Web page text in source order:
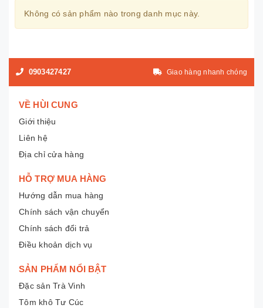
Không có sản phẩm nào trong danh mục này.
0903427427 Giao hàng nhanh chóng
VỀ HÙI CUNG
Giới thiệu
Liên hệ
Địa chỉ cửa hàng
HỖ TRỢ MUA HÀNG
Hướng dẫn mua hàng
Chính sách vận chuyển
Chính sách đổi trả
Điều khoản dịch vụ
SẢN PHẨM NỔI BẬT
Đặc sản Trà Vinh
Tôm khô Tư Cúc